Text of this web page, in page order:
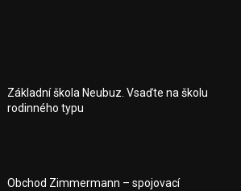
Základní škola Neubuz. Vsaďte na školu
rodinného typu
Obchod Zimmermann – spojovací